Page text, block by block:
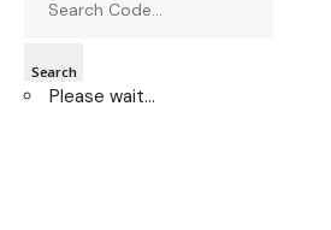
Search
Please wait…